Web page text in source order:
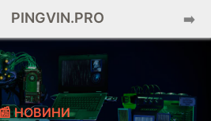
PINGVIN.PRO ➡️
НОВИНИ